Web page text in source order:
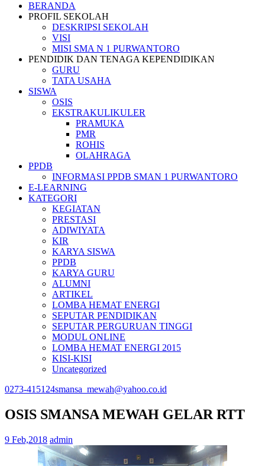
BERANDA
PROFIL SEKOLAH
DESKRIPSI SEKOLAH
VISI
MISI SMA N 1 PURWANTORO
PENDIDIK DAN TENAGA KEPENDIDIKAN
GURU
TATA USAHA
SISWA
OSIS
EKSTRAKULIKULER
PRAMUKA
PMR
ROHIS
OLAHRAGA
PPDB
INFORMASI PPDB SMAN 1 PURWANTORO
E-LEARNING
KATEGORI
KEGIATAN
PRESTASI
ADIWIYATA
KIR
KARYA SISWA
PPDB
KARYA GURU
ALUMNI
ARTIKEL
LOMBA HEMAT ENERGI
SEPUTAR PENDIDIKAN
SEPUTAR PERGURUAN TINGGI
MODUL ONLINE
LOMBA HEMAT ENERGI 2015
KISI-KISI
Uncategorized
0273-415124smansa_mewah@yahoo.co.id
OSIS SMANSA MEWAH GELAR RTT
9 Feb,2018 admin